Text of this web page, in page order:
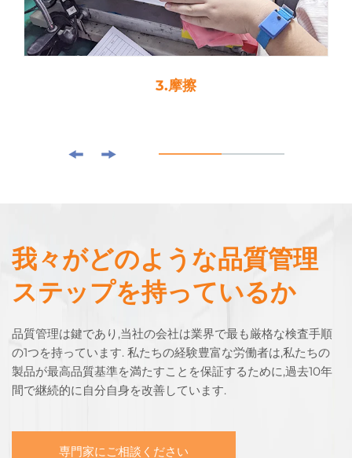
4. 落とし子粘着剤
我々がどのような品質管理
ステップを持っているか
品質管理は鍵であり,当社の会社は業界で最も厳格な検査手順
の1つを持っています. 私たちの経験豊富な労働者は,私たちの
製品が最高品質基準を満たすことを保証するために,過去10年
間で継続的に自分自身を改善しています.
専門家にご相談ください